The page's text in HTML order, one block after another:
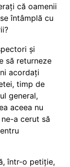
că oamenii
întâmplă cu
și
să returneze
acordați
timp de
general,
aceea nu
a cerut să
într-o petiție,